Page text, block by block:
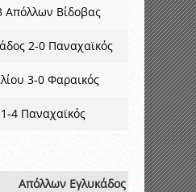
Απόλλων Βίδοβας
2-0 Παναχαϊκός
3-0 Φαραικός
4 Παναχαϊκός
Απόλλων Εγλυκάδος